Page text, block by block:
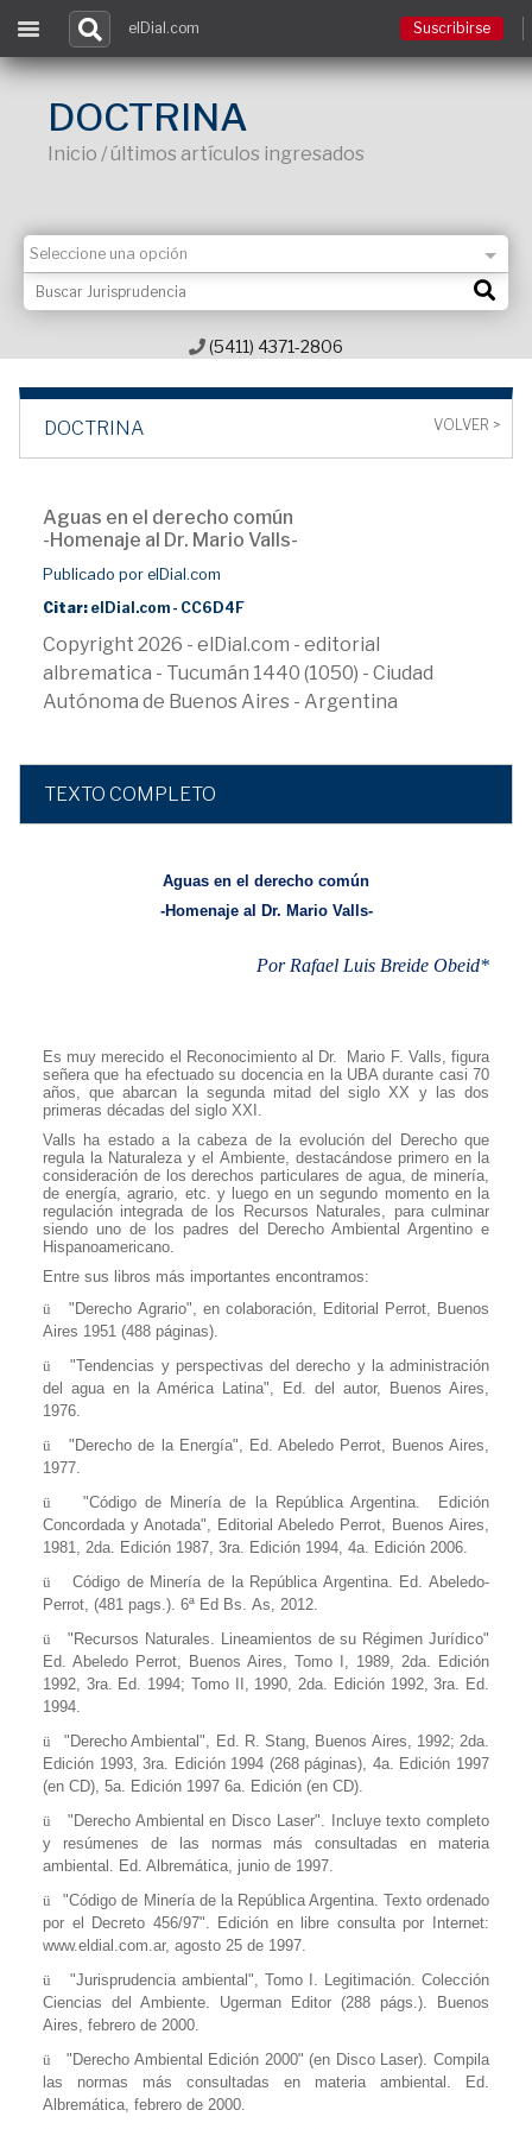
Contacto
elDial.com Suscribirse
DOCTRINA
Inicio / últimos artículos ingresados
(5411) 4371-2806
DOCTRINA VOLVER >
Aguas en el derecho común
-Homenaje al Dr. Mario Valls-
Publicado por elDial.com
Citar: elDial.com - CC6D4F
Copyright 2026 - elDial.com - editorial
albrematica - Tucumán 1440 (1050) - Ciudad
Autónoma de Buenos Aires - Argentina
TEXTO COMPLETO
Aguas en el derecho común
-Homenaje al Dr. Mario Valls-
Por Rafael Luis Breide Obeid*
Es muy merecido el Reconocimiento al Dr.
Mario F. Valls, figura
señera que ha efectuado su docencia en la UBA durante casi 70
años, que abarcan la segunda mitad del siglo XX y las dos
primeras décadas del siglo XXI.
Valls ha estado a la cabeza de la evolución del Derecho que
regula la Naturaleza y el Ambiente, destacándose primero en la
consideración de los derechos particulares de agua, de minería,
de energía, agrario, etc. y luego en un segundo momento en la
regulación integrada de los Recursos Naturales, para culminar
siendo uno de los padres del Derecho Ambiental Argentino e
Hispanoamericano.
Entre sus libros más importantes encontramos:
ü
" Derecho Agrario", en colaboración, Editorial Perrot, Buenos
Aires 1951 (488 páginas).
ü
"Tendencias y perspectivas del derecho y la administración
del agua en la América Latina", Ed. del autor, Buenos Aires,
1976.
ü
" Derecho de la Energía", Ed. Abeledo Perrot, Buenos Aires,
1977.
ü
"Código de Minería de la República Argentina.
Edición
Concordada y Anotada", Editorial Abeledo Perrot, Buenos Aires,
1981, 2da. Edición 1987, 3ra. Edición 1994, 4a. Edición 2006.
ü
Código de Minería de la República Argentina. Ed. Abeledo-
Perrot, (481 pags.). 6ª Ed Bs. As, 2012.
ü
" Recursos Naturales. Lineamientos de su Régimen Jurídico"
Ed. Abeledo Perrot, Buenos Aires, Tomo I, 1989, 2da. Edición
1992, 3ra. Ed. 1994; Tomo II, 1990, 2da. Edición 1992, 3ra. Ed.
1994.
ü
" Derecho Ambiental", Ed. R. Stang, Buenos Aires, 1992; 2da.
Edición 1993, 3ra. Edición 1994 (268 páginas), 4a. Edición 1997
(en CD), 5a. Edición 1997 6a. Edición (en CD).
ü
" Derecho Ambiental en Disco Laser". Incluye texto completo
y resúmenes de las normas más consultadas en materia
ambiental. Ed. Albremática, junio de 1997.
ü
"Código de Minería de la República Argentina. Texto ordenado
por el Decreto 456/97". Edición en libre consulta por Internet:
www.eldial.com.ar, agosto 25 de 1997.
ü
"Jurisprudencia ambiental ", Tomo I. Legitimación. Colección
Ciencias del Ambiente. Ugerman Editor (288 págs.). Buenos
Aires, febrero de 2000.
ü
" Derecho Ambiental Edición 2000" (en Disco Laser). Compila
las normas más consultadas en materia ambiental. Ed.
Albremática, febrero de 2000.